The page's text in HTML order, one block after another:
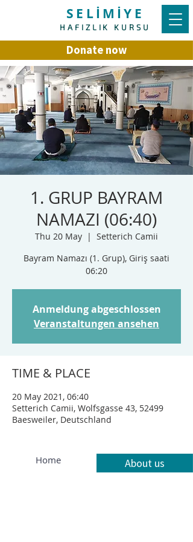
SELİMİYE
HAFIZLIK KURSU
Donate now
1. GRUP BAYRAM
NAMAZI (06:40)
Thu 20 May
  |
Setterich Camii
Bayram Namazı (1. Grup), Giriş saati
06:20
Anmeldung abgeschlossen
Veranstaltungen ansehen
TIME & PLACE
20 May 2021, 06:40
Setterich Camii, Wolfsgasse 43, 52499
Baesweiler, Deutschland
Home About us